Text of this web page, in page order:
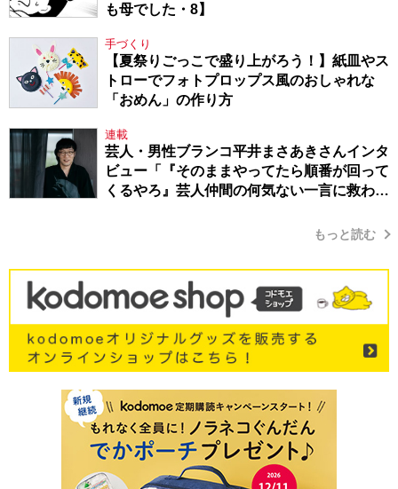
も母でした・8】
手づくり
【夏祭りごっこで盛り上がろう！】紙皿やス
トローでフォトプロップス風のおしゃれな
「おめん」の作り方
連載
芸人・男性ブランコ平井まさあきさんインタ
ビュー「『そのままやってたら順番が回って
くるやろ』芸人仲間の何気ない一言に救われ
もっと読む